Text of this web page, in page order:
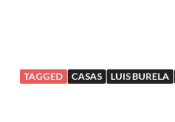
TAGGED CASAS LUIS BURELA